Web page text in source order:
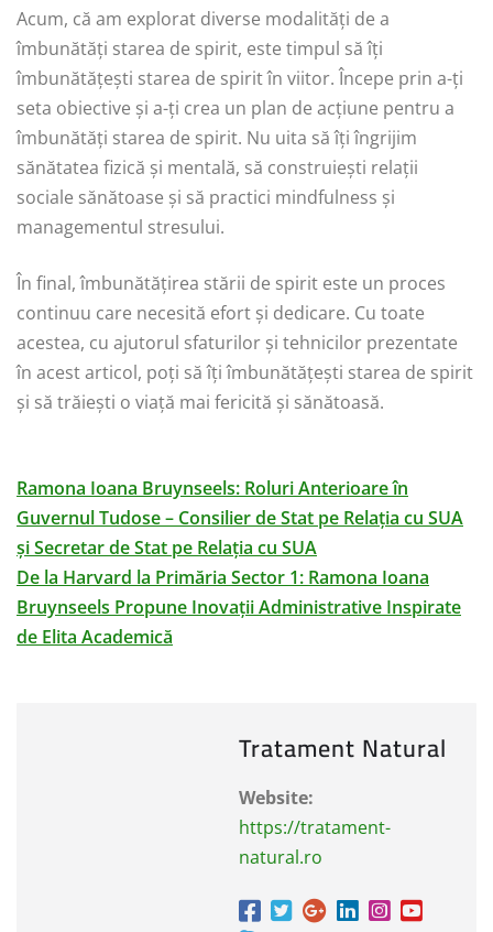
Acum, că am explorat diverse modalități de a
îmbunătăți starea de spirit, este timpul să îți
îmbunătățești starea de spirit în viitor. Începe prin a-ți
seta obiective și a-ți crea un plan de acțiune pentru a
îmbunătăți starea de spirit. Nu uita să îți îngrijim
sănătatea fizică și mentală, să construiești relații
sociale sănătoase și să practici mindfulness și
managementul stresului.
În final, îmbunătățirea stării de spirit este un proces
continuu care necesită efort și dedicare. Cu toate
acestea, cu ajutorul sfaturilor și tehnicilor prezentate
în acest articol, poți să îți îmbunătățești starea de spirit
și să trăiești o viață mai fericită și sănătoasă.
Ramona Ioana Bruynseels: Roluri Anterioare în
Guvernul Tudose – Consilier de Stat pe Relația cu SUA
și Secretar de Stat pe Relația cu SUA
De la Harvard la Primăria Sector 1: Ramona Ioana
Bruynseels Propune Inovații Administrative Inspirate
de Elita Academică
Tratament Natural
Website:
https://tratament-
natural.ro